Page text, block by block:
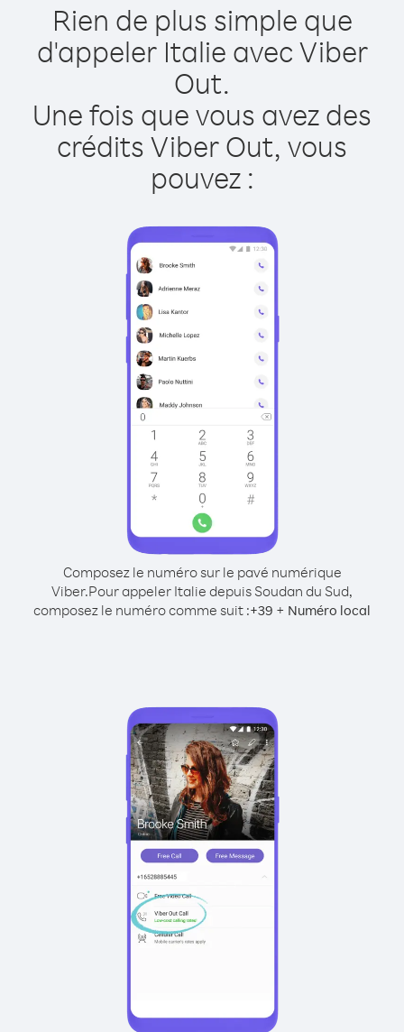
Rien de plus simple que
d'appeler Italie avec Viber
Out.
Une fois que vous avez des
crédits Viber Out, vous
pouvez :
Composez le numéro sur le pavé numérique
Viber.Pour appeler Italie depuis Soudan du Sud,
composez le numéro comme suit :+39 + Numéro local